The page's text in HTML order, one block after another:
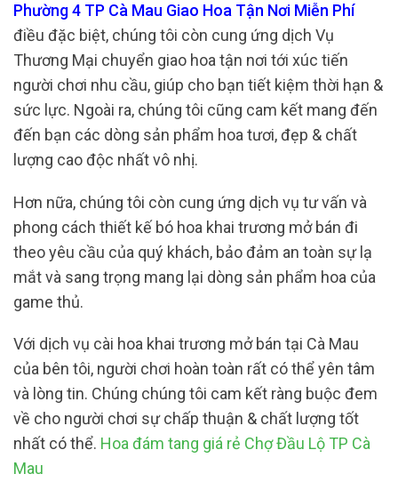
Phường 4 TP Cà Mau Giao Hoa Tận Nơi Miễn Phí
điều đặc biệt, chúng tôi còn cung ứng dịch Vụ
Thương Mại chuyển giao hoa tận nơi tới xúc tiến
người chơi nhu cầu, giúp cho bạn tiết kiệm thời hạn &
sức lực. Ngoài ra, chúng tôi cũng cam kết mang đến
đến bạn các dòng sản phẩm hoa tươi, đẹp & chất
lượng cao độc nhất vô nhị.
Hơn nữa, chúng tôi còn cung ứng dịch vụ tư vấn và
phong cách thiết kế bó hoa khai trương mở bán đi
theo yêu cầu của quý khách, bảo đảm an toàn sự lạ
mắt và sang trọng mang lại dòng sản phẩm hoa của
game thủ.
Với dịch vụ cài hoa khai trương mở bán tại Cà Mau
của bên tôi, người chơi hoàn toàn rất có thể yên tâm
và lòng tin. Chúng chúng tôi cam kết ràng buộc đem
về cho người chơi sự chấp thuận & chất lượng tốt
nhất có thể. Hoa đám tang giá rẻ Chợ Đầu Lộ TP Cà
Mau